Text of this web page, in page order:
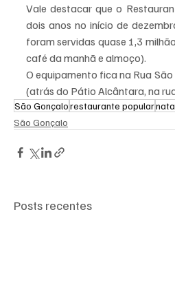
Vale destacar que o
dois anos no início de
foram servidas quase 1,3
café da manhã e almoço).
O equipamento fica na Rua
(atrás do Pátio Alcântara, na
São Gonçalorestaurante popular
São Gonçalo
Posts recentes